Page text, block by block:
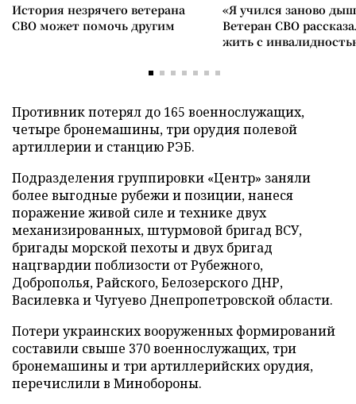
История незрячего ветерана
СВО может помочь другим
«Я учился заново
Ветеран СВО
жить с
Противник потерял до 165 военнослужащих,
четыре бронемашины, три орудия полевой
артиллерии и станцию РЭБ.
Подразделения группировки «Центр» заняли
более выгодные рубежи и позиции, нанеся
поражение живой силе и технике двух
механизированных, штурмовой бригад ВСУ,
бригады морской пехоты и двух бригад
нацгвардии поблизости от Рубежного,
Доброполья, Райского, Белозерского ДНР,
Василевка и Чугуево Днепропетровской области.
Потери украинских вооруженных формирований
составили свыше 370 военнослужащих, три
бронемашины и три артиллерийских орудия,
перечислили в Минобороны.